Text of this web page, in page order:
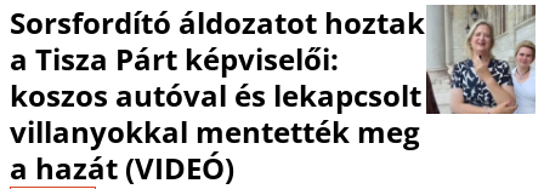
Sorsfordító áldozatot hoztak
a Tisza Párt képviselői:
koszos autóval és lekapcsolt
villanyokkal mentették meg
a hazát (VIDEÓ)